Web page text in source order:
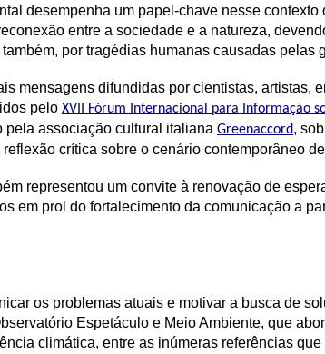
desempenha um papel-chave nesse
entre a sociedade e a natureza,
por tragédias humanas causadas pelas
mensagens difundidas por cientistas,
pelo XVII Fórum Internacional para Informação
pela associação cultural italiana Greenaccord,
crítica sobre o cenário contemporâneo
representou um convite à renovação de
em prol do fortalecimento da comunicação a
os problemas atuais e motivar a busca de
Espetáculo e Meio Ambiente, que
climática, entre as inúmeras referências